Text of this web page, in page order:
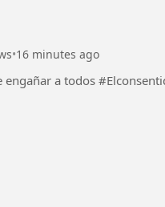
•16 minutes ago
Con su carita quiere engañar a todos